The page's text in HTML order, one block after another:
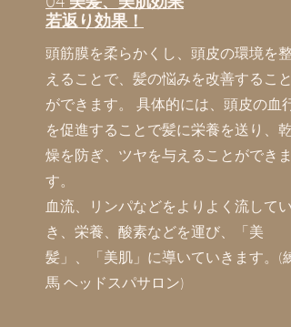
04 美髪、美肌効果
​若返り効果！
頭筋膜を柔らかくし、頭皮の環境を整
えることで、髪の悩みを改善すること
ができます。 具体的には、頭皮の血行
を促進することで髪に栄養を送り、乾
燥を防ぎ、ツヤを与えることができま
す。
血流、リンパなどをよりよく流してい
き、栄養、酸素などを運び、「美
髪」、「美肌」に導いていきます。(練
馬 ヘッドスパサロン)